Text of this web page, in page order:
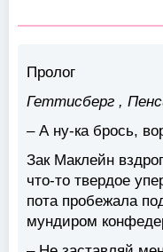
Пролог
Геттисберг ,
– А ну-ка брось,
Зак Маклейн
что-то твердое
пота пробежала
мундиром